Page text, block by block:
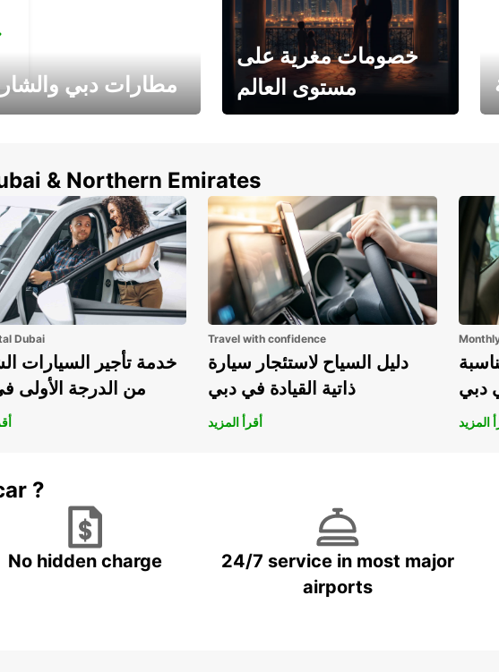
مطارات دبي
خصومات مغرية على
مستوى العالم
& Northern Emirates
Dubai
خدمة تأجير السيارات
من الدرجة الأولى
Travel with confidence
دليل السياح لاستئجار سيارة
ذاتية القيادة في دبي
أقرأ المزيد
دبي
المزيد
?
No hidden charge
24/7 service in most major
airports